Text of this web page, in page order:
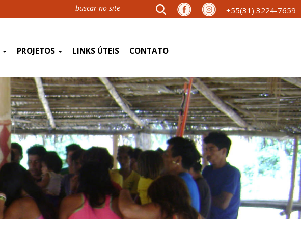
+55(31) 3224-7659
PROJETOS LINKS ÚTEIS CONTATO